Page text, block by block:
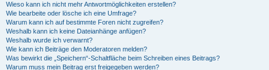
Wieso kann ich nicht mehr Antwortmöglichkeiten erstellen?
Wie bearbeite oder lösche ich eine Umfrage?
Warum kann ich auf bestimmte Foren nicht zugreifen?
Weshalb kann ich keine Dateianhänge anfügen?
Weshalb wurde ich verwarnt?
Wie kann ich Beiträge den Moderatoren melden?
Was bewirkt die „Speichern“-Schaltfläche beim Schreiben eines Beitrags?
Warum muss mein Beitrag erst freigegeben werden?